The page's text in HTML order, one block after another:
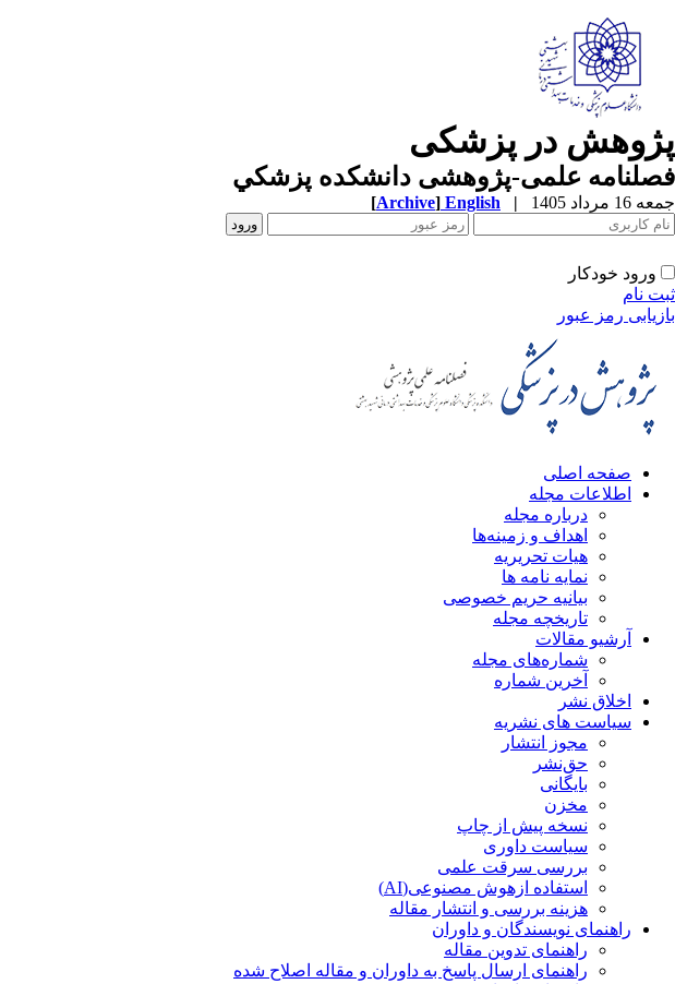
پژوهش در پزشکی
فصلنامه علمی-پژوهشی دانشکده پزشکي
جمعه 16 مرداد 1405 |
English
[Archive]
ورود خودکار
ثبت نام
بازیابی رمز عبور
صفحه اصلی
اطلاعات مجله
درباره مجله
اهداف و زمینه‌ها
هیات تحریریه
نمایه نامه ها
بیانیه حریم خصوصی
تاریخچه مجله
آرشیو مقالات
شماره‌های مجله
آخرین شماره
اخلاق نشر
سیاست های نشریه
مجوز انتشار
حق‌نشر
بایگانی
مخزن
نسخه پیش از چاپ
سیاست داوری
بررسی سرقت علمی
استفاده ازهوش مصنوعی(AI)
هزینه بررسی و انتشار مقاله
راهنمای نویسندگان و داوران
راهنمای تدوین مقاله
راهنمای ارسال پاسخ به داوران و مقاله اصلاح شده